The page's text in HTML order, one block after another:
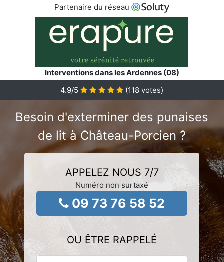
Partenaire du réseau
Interventions dans les Ardennes (08)
4.9/5 (118 votes)
Besoin d'exterminer des punaises
de lit à Château-Porcien ?
APPELEZ NOUS 7/7
Numéro non surtaxé
09 73 76 58 52
OU ÊTRE RAPPELÉ